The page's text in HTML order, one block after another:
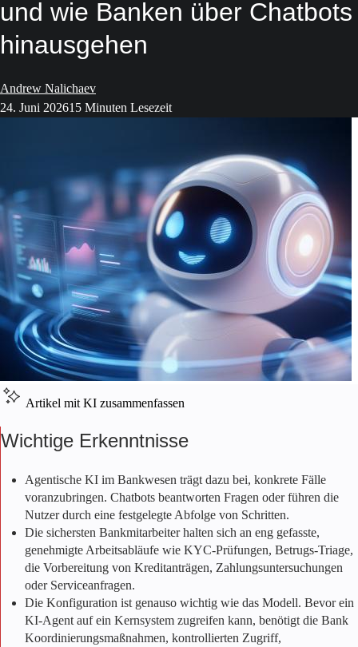
und wie Banken über Chatbots
hinausgehen
Andrew Nalichaev
24. Juni 202615 Minuten Lesezeit
Artikel mit KI zusammenfassen
Wichtige Erkenntnisse
Agentische KI im Bankwesen trägt dazu bei, konkrete Fälle
voranzubringen. Chatbots beantworten Fragen oder führen die
Nutzer durch eine festgelegte Abfolge von Schritten.
Die sichersten Bankmitarbeiter halten sich an eng gefasste,
genehmigte Arbeitsabläufe wie KYC-Prüfungen, Betrugs-Triage,
die Vorbereitung von Kreditanträgen, Zahlungsuntersuchungen
oder Serviceanfragen.
Die Konfiguration ist genauso wichtig wie das Modell. Bevor ein
KI-Agent auf ein Kernsystem zugreifen kann, benötigt die Bank
Koordinierungsmaßnahmen, kontrollierten Zugriff,